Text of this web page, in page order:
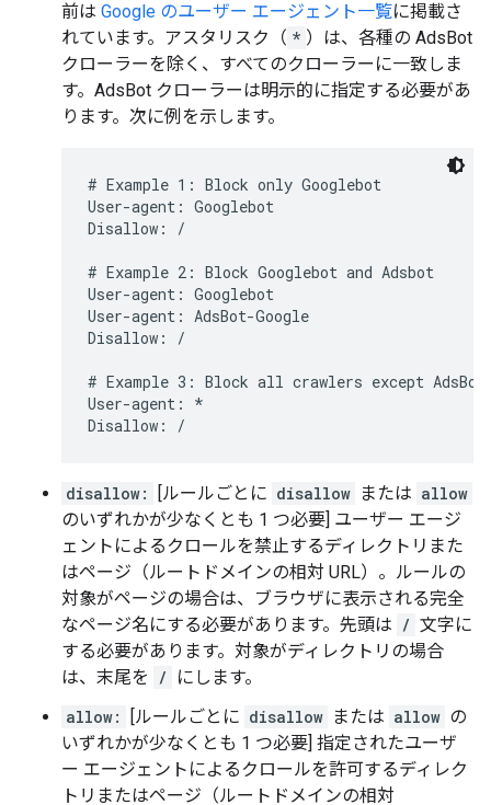
前は Google のユーザー エージェント一覧に掲載さ
れています。アスタリスク（ * ）は、各種の AdsBot
クローラーを除く、すべてのクローラーに一致しま
す。AdsBot クローラーは明示的に指定する必要があ
ります。次に例を示します。
# Example 1: Block only Googlebot
User-agent: Googlebot
Disallow: /
# Example 2: Block Googlebot and Adsbot
User-agent: Googlebot
User-agent: AdsBot-Google
Disallow: /
# Example 3: Block all crawlers except
User-agent: *
Disallow: /
disallow: [ルールごとに disallow または allow
のいずれかが少なくとも 1 つ必要] ユーザー エージ
ェントによるクロールを禁止するディレクトリまた
はページ（ルートドメインの相対 URL）。ルールの
対象がページの場合は、ブラウザに表示される完全
なページ名にする必要があります。先頭は / 文字に
する必要があります。対象がディレクトリの場合
は、末尾を
/
にします。
allow:
[ルールごとに disallow または allow の
いずれかが少なくとも 1 つ必要] 指定されたユーザ
ー エージェントによるクロールを許可するディレク
トリまたはページ（ルートドメインの相対